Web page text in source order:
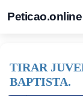
Peticao.online
TIRAR
BAPTISTA.